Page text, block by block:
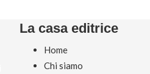
La casa editrice
Home
Chi siamo